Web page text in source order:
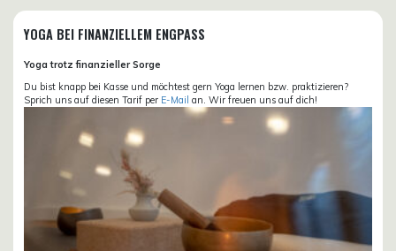
YOGA BEI FINANZIELLEM ENGPASS
Yoga trotz finanzieller Sorge
Du bist knapp bei Kasse und möchtest gern Yoga lernen bzw. praktizieren?
Sprich uns auf diesen Tarif per E-Mail an. Wir freuen uns auf dich!